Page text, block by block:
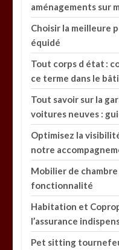
aménagements sur
Choisir la meilleure
équidé
Tout corps d état :
ce terme dans le
Tout savoir sur la
voitures neuves :
Optimisez la
notre
Mobilier de
fonctionnalité
Habitation et
l’assurance
Pet sitting